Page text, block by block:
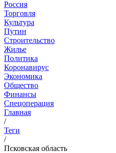
Россия
Торговля
Культура
Путин
Строительство
Жилье
Политика
Коронавирус
Экономика
Общество
Финансы
Спецоперация
Главная
/
Теги
/
Псковская область